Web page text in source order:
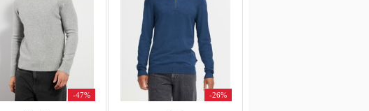
-47% -26%